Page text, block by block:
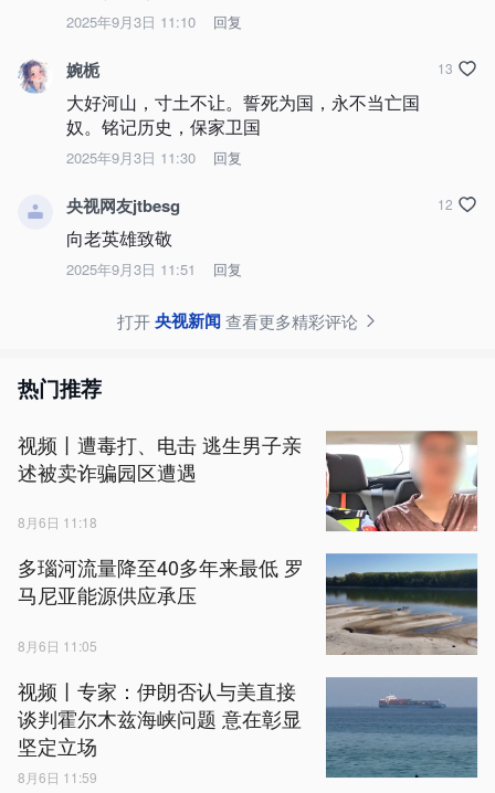
2025年9月3日 11:10 回复
婉栀
大好河山，寸土不让。誓死为国，永不当亡国
奴。铭记历史，保家卫国
2025年9月3日 11:30 回复
13
央视网友jtbesg
向老英雄致敬
2025年9月3日 11:51 回复
12
打开央视新闻查看更多精彩评论
热门推荐
视频丨遭毒打、电击 逃生男子亲
述被卖诈骗园区遭遇
8月6日 11:18
多瑙河流量降至40多年来最低 罗
马尼亚能源供应承压
8月6日 11:05
视频丨专家：伊朗否认与美直接
谈判霍尔木兹海峡问题 意在彰显
坚定立场
8月6日 11:59